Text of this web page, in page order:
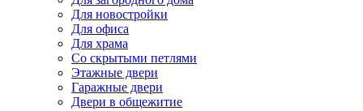
Для новостройки
Для офиса
Для храма
Со скрытыми петлями
Этажные двери
Гаражные двери
Двери в общежитие